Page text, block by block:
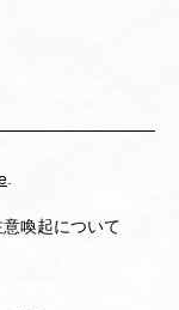
喚起について